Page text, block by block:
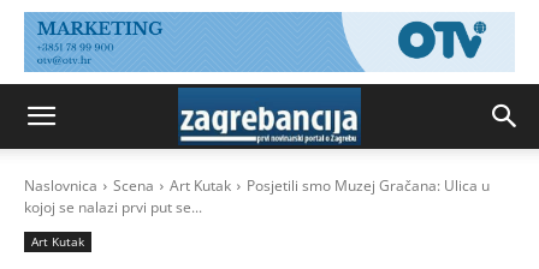
Naslovnica Scena Art Kutak
Posjetili smo Muzej Gračana: Ulica u
kojoj se nalazi prvi put se...
Art Kutak